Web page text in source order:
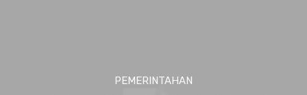
PEMERINTAHAN